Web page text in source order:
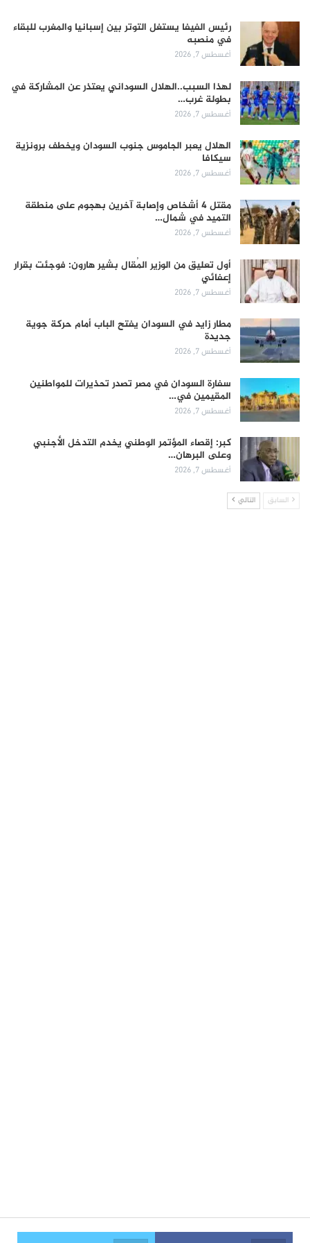
رئيس الفيفا يستغل التوتر بين إسبانيا والمغرب للبقاء
في منصبه
أغسطس 7, 2026
لهذا السبب..الهلال السوداني يعتذر عن المشاركة في
بطولة غرب…
أغسطس 7, 2026
الهلال يعبر الجاموس جنوب السودان ويخطف برونزية
سيكافا
أغسطس 7, 2026
مقتل 4 أشخاص وإصابة آخرين بهجوم على منطقة
التميد في شمال…
أغسطس 7, 2026
أول تعليق من الوزير المُقال بشير هارون: فوجئت بقرار
إعفائي
أغسطس 7, 2026
مطار زايد في السودان يفتح الباب أمام حركة جوية
جديدة
أغسطس 7, 2026
سفارة السودان في مصر تصدر تحذيرات للمواطنين
المقيمين في…
أغسطس 7, 2026
كبر: إقصاء المؤتمر الوطني يخدم التدخل الأجنبي
وعلى البرهان…
أغسطس 7, 2026
السابق التالي